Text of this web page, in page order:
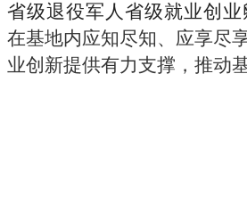
省级退役军人省级就业创
在基地内应知尽知、应享尽
业创新提供有力支撑，推动